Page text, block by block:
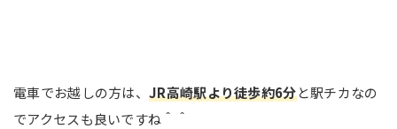
電車でお越しの方は、 JR高崎駅より徒歩約6分と駅チカなの
でアクセスも良いですね＾＾